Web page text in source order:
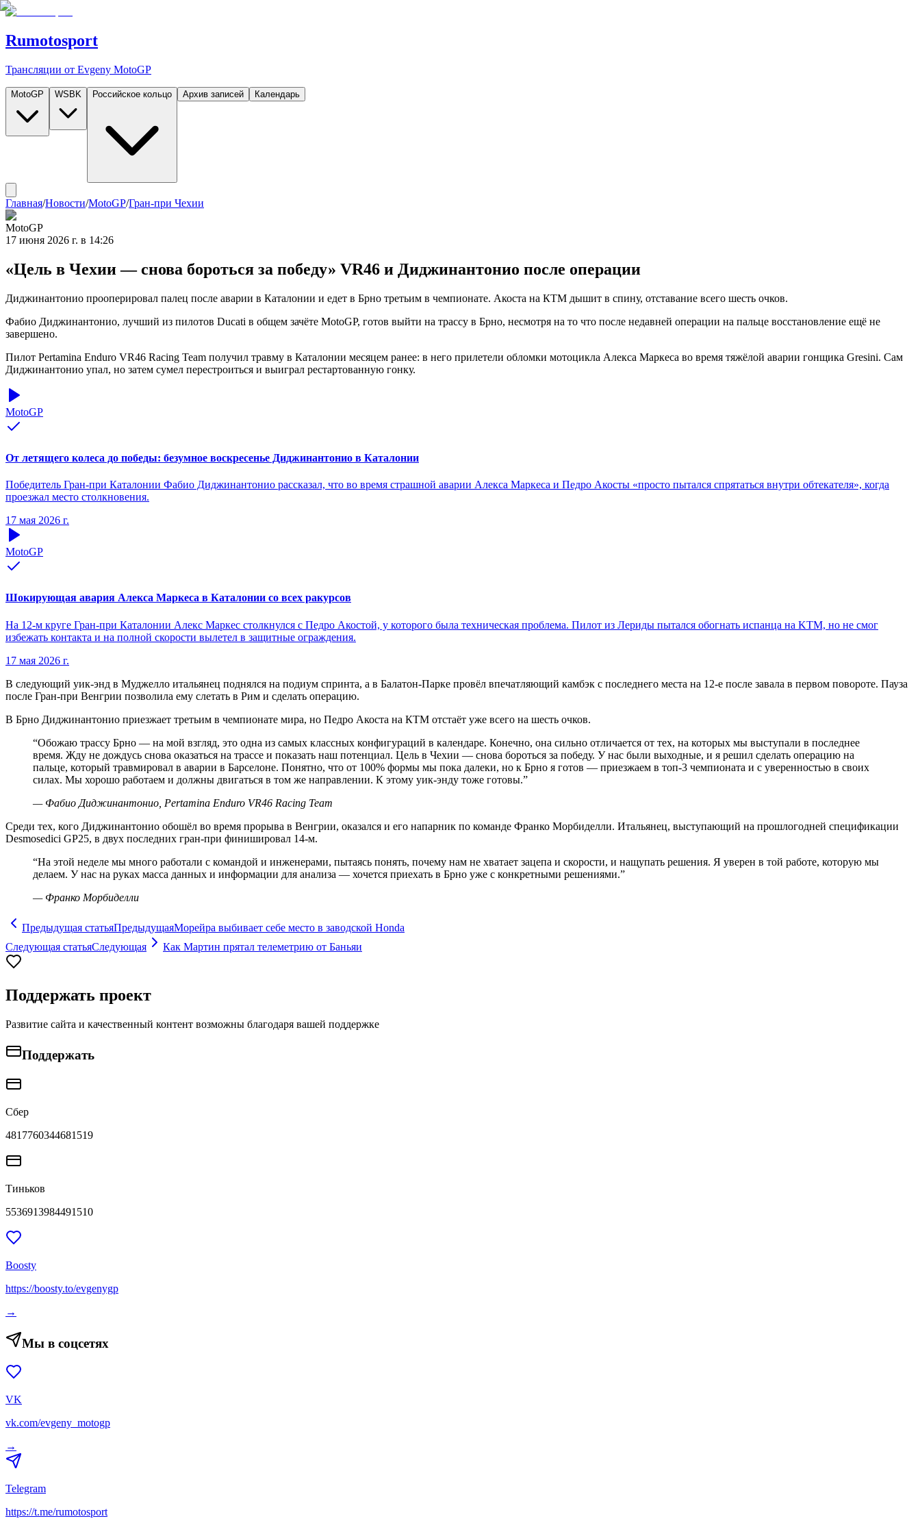
Rumotosport
Трансляции от Evgeny MotoGP
MotoGP WSBK Российское кольцо Архив записей Календарь
Главная/Новости/MotoGP/Гран-при Чехии
MotoGP
17 июня 2026 г. в 14:26
«Цель в Чехии — снова бороться за победу» VR46 и Диджинантонио после операции
Диджинантонио прооперировал палец после аварии в Каталонии и едет в Брно третьим в чемпионате. Акоста на КТМ дышит в спину, отставание всего шесть очков.
Фабио Диджинантонио, лучший из пилотов Ducati в общем зачёте MotoGP, готов выйти на трассу в Брно, несмотря на то что после недавней операции на пальце восстановление ещё не
завершено.
Пилот Pertamina Enduro VR46 Racing Team получил травму в Каталонии месяцем ранее: в него прилетели обломки мотоцикла Алекса Маркеса во время тяжёлой аварии гонщика Gresini. Сам
Диджинантонио упал, но затем сумел перестроиться и выиграл рестартованную гонку.
MotoGP
От летящего колеса до победы: безумное воскресенье Диджинантонио в Каталонии
Победитель Гран-при Каталонии Фабио Диджинантонио рассказал, что во время страшной аварии Алекса Маркеса и Педро Акосты «просто пытался спрятаться внутри обтекателя», когда
проезжал место столкновения.
17 мая 2026 г.
MotoGP
Шокирующая авария Алекса Маркеса в Каталонии со всех ракурсов
На 12-м круге Гран-при Каталонии Алекс Маркес столкнулся с Педро Акостой, у которого была техническая проблема. Пилот из Лериды пытался обогнать испанца на KTM, но не смог
избежать контакта и на полной скорости вылетел в защитные ограждения.
17 мая 2026 г.
В следующий уик-энд в Муджелло итальянец поднялся на подиум спринта, а в Балатон-Парке провёл впечатляющий камбэк с последнего места на 12-е после завала в первом повороте. Пауза
после Гран-при Венгрии позволила ему слетать в Рим и сделать операцию.
В Брно Диджинантонио приезжает третьим в чемпионате мира, но Педро Акоста на КТМ отстаёт уже всего на шесть очков.
“Обожаю трассу Брно — на мой взгляд, это одна из самых классных конфигураций в календаре. Конечно, она сильно отличается от тех, на которых мы выступали в последнее
время. Жду не дождусь снова оказаться на трассе и показать наш потенциал. Цель в Чехии — снова бороться за победу. У нас были выходные, и я решил сделать операцию на
пальце, который травмировал в аварии в Барселоне. Понятно, что от 100% формы мы пока далеки, но к Брно я готов — приезжаем в топ-3 чемпионата и с уверенностью в своих
силах. Мы хорошо работаем и должны двигаться в том же направлении. К этому уик-энду тоже готовы.”
— Фабио Диджинантонио, Pertamina Enduro VR46 Racing Team
Среди тех, кого Диджинантонио обошёл во время прорыва в Венгрии, оказался и его напарник по команде Франко Морбиделли. Итальянец, выступающий на прошлогодней спецификации
Desmosedici GP25, в двух последних гран-при финишировал 14-м.
“На этой неделе мы много работали с командой и инженерами, пытаясь понять, почему нам не хватает зацепа и скорости, и нащупать решения. Я уверен в той работе, которую мы
делаем. У нас на руках масса данных и информации для анализа — хочется приехать в Брно уже с конкретными решениями.”
— Франко Морбиделли
Предыдущая статьяПредыдущаяМорейра выбивает себе место в заводской Honda
Следующая статьяСледующая Как Мартин прятал телеметрию от Баньяи
Поддержать проект
Развитие сайта и качественный контент возможны благодаря вашей поддержке
Поддержать
Сбер
4817760344681519
Тиньков
5536913984491510
Boosty
https://boosty.to/evgenygp
→
Мы в соцсетях
VK
vk.com/evgeny_motogp
→
Telegram
https://t.me/rumotosport